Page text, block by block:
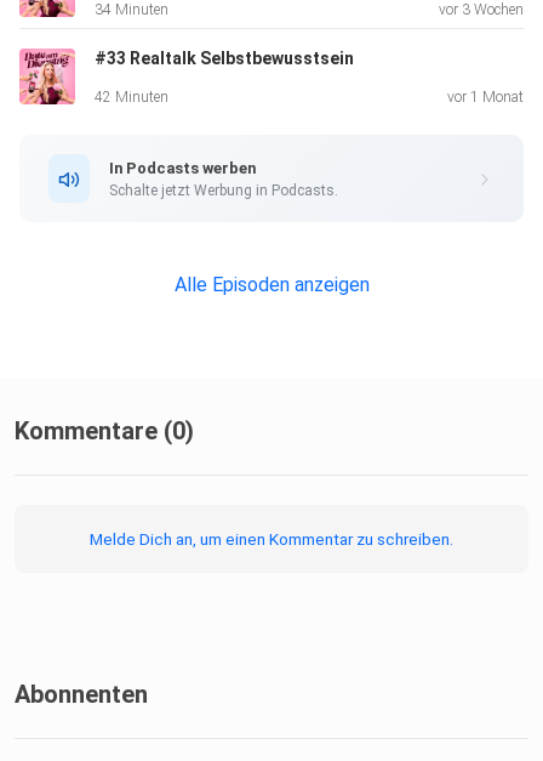
Das erwartet euch:
überschritten
34 Minuten vor 3 Wochen
#33 Realtalk Selbstbewusstsein
42 Minuten vor 1 Monat
In Podcasts werben
Schalte jetzt Werbung in Podcasts.
Alle Episoden anzeigen
Kommentare (0)
Melde Dich an, um einen Kommentar zu schreiben.
Abonnenten